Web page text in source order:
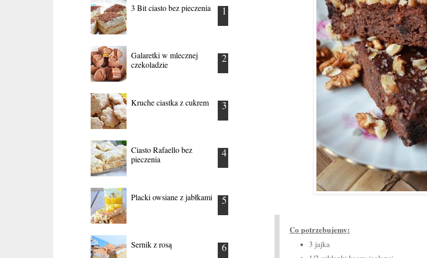
Co potrzebujemy:
3 jajka
3 Bit ciasto bez pieczenia
Galaretki w mlecznej
czekoladzie
Kruche ciastka z cukrem
Ciasto Rafaello bez
pieczenia
Placki owsiane z jabłkami
Sernik z rosą